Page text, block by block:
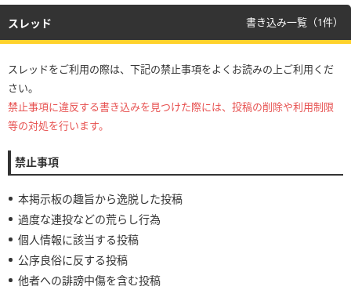
スレッド 書き込み一覧（1件）
スレッドをご利用の際は、下記の禁止事項をよくお読みの上ご利用くだ
さい。
禁止事項に違反する書き込みを見つけた際には、投稿の削除や利用制限
等の対処を行います。
禁止事項
本掲示板の趣旨から逸脱した投稿
過度な連投などの荒らし行為
個人情報に該当する投稿
公序良俗に反する投稿
他者への誹謗中傷を含む投稿